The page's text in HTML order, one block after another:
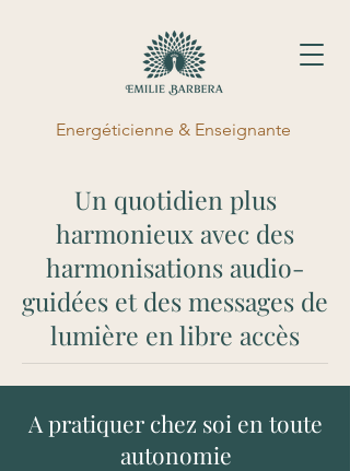
Energéticienne & Enseignante
Un quotidien plus
harmonieux avec des
harmonisations audio-
guidées et des messages de
lumière en libre accès
A pratiquer chez soi en toute
autonomie